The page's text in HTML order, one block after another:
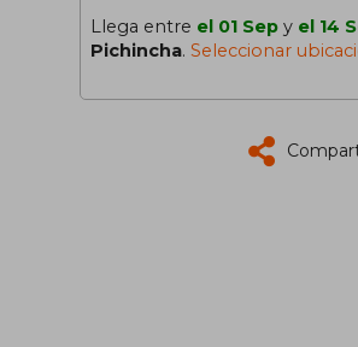
Llega entre el 01 Sep y el 14
Pichincha. Seleccionar